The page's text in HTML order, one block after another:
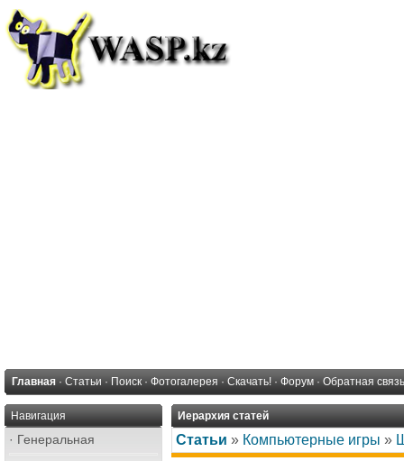
Главная · Статьи · Поиск · Фотогалерея · Скачать! · Форум · Обратная связь
Навигация
· Генеральная
Иерархия статей
Статьи » Компьютерные игры »